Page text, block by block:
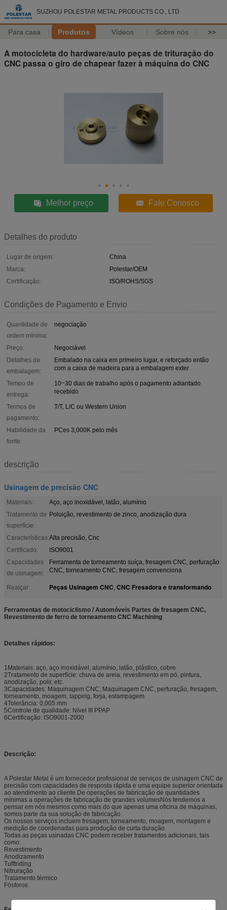
SUZHOU POLESTAR METAL PRODUCTS CO., LTD
Para casa Produtos Vídeos Sobre nós >>
A motocicleta do hardware/auto peças de trituração do
CNC passa o giro de chapear fazer à máquina do CNC
Melhor preço Fale Conosco
Detalhes do produto
Lugar de origem:
China
Marca:
Polestar/OEM
Certificação:
ISO/ROHS/SGS
Condições de Pagamento e Envio
Quantidade de
ordem mínima:
negociação
Preço:
Negociável
Detalhes da
embalagem:
Embalado na caixa em primeiro lugar, e reforçado então
com a caixa de madeira para a embalagem exter
Tempo de
entrega:
10~30 dias de trabalho após o pagamento adiantado
recebido
Termos de
pagamento:
T/T, L/C ou Western Union
Habilidade da
fonte:
PCes 3,000K pelo mês
descrição
Usinagem de precisão CNC
Materiais:
Aço, aço inoxidável, latão, alumínio
Tratamento de
superfície:
Poluição, revestimento de zinco, anodização dura
Características:Alta precisão, Cnc
Certificado:
ISO9001
Capacidades
de usinagem:
Ferramenta de torneamento suíça, fresagem CNC, perfuração
CNC, torneamento CNC, fresagem convenciona
Realçar: Peças Usinagem CNC, CNC Fresadora e transformando
Ferramentas de motociclismo / Automóveis Partes de fresagem CNC,
Revestimento de ferro de torneamento CNC Machining
Detalhes rápidos:
1Materiais: aço, aço inoxidável, alumínio, latão, plástico, cobre
2Tratamento de superfície: chuva de areia, revestimento em pó, pintura,
anodização, polir, etc.
3Capacidades: Maquinagem CNC, Maquinagem CNC, perfuração, fresagem,
torneamento, moagem, tapping, forja, estampagem
4Tolerância: 0,005 mm
5Controle de qualidade: Nível III PPAP
6Certificação: ISO9001-2000
Descrição:
A Polestar Metal é um fornecedor profissional de serviços de usinagem CNC de
precisão com capacidades de resposta rápida e uma equipe superior orientada
ao atendimento ao cliente.De operações de fabricação de quantidades
mínimas a operações de fabricação de grandes volumesNós tendemos a
pensar em nós mesmos como mais do que apenas uma oficina de máquinas,
somos parte da sua solução de fabricação.
Os nossos serviços incluem fresagem, torneamento, moagem, montagem e
medição de coordenadas para produção de curta duração.
Todas as peças usinadas CNC podem receber tratamentos adicionais, tais
como:
Revestimento
Anodizamento
Tufftriding
Nitruração
Tratamento térmico
Fósforos